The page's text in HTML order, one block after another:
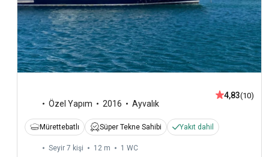
Özel Yapım 2016 Ayvalık
4,83(10)
Mürettebatlı Süper Tekne Sahibi Yakıt dahil
Seyir 7 kişi 12 m 1 WC